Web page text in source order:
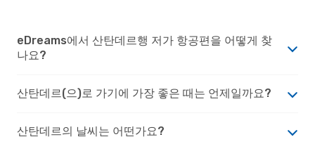
eDreams에서 산탄데르행 저가 항공편을 어떻게 찾
나요?
산탄데르(으)로 가기에 가장 좋은 때는 언제일까요?
산탄데르의 날씨는 어떤가요?